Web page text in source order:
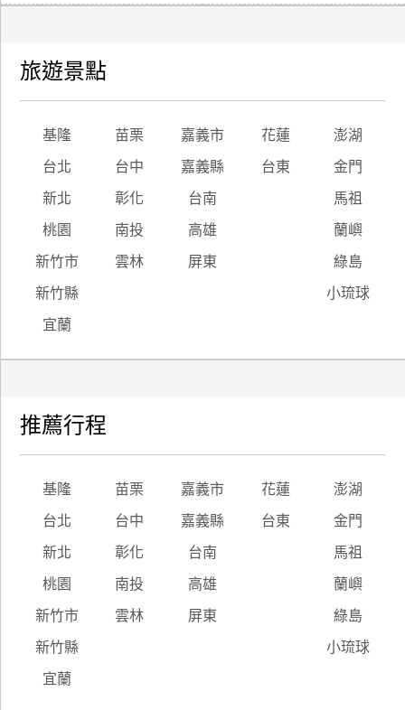
旅遊景點
基隆 苗栗 嘉義市 花蓮 澎湖
台北 台中 嘉義縣 台東 金門
新北 彰化 台南 馬祖
桃園 南投 高雄 蘭嶼
新竹市 雲林 屏東 綠島
新竹縣 小琉球
宜蘭
推薦行程
基隆 苗栗 嘉義市 花蓮 澎湖
台北 台中 嘉義縣 台東 金門
新北 彰化 台南 馬祖
桃園 南投 高雄 蘭嶼
新竹市 雲林 屏東 綠島
新竹縣 小琉球
宜蘭